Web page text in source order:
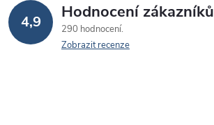
4,9 Hodnocení zákazníků
290 hodnocení
Zobrazit recenze